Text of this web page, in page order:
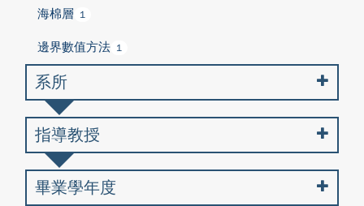
海棉層 1
邊界數值方法 1
系所
指導教授
畢業學年度